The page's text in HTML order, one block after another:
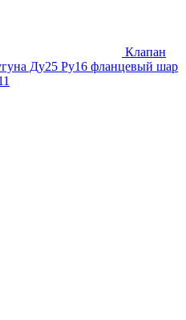
Клапан
Ду25 Ру16 фланцевый шар